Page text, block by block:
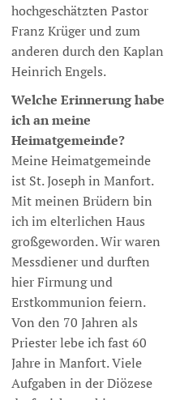
hochgeschätzten Pastor
Franz Krüger und zum
anderen durch den Kaplan
Heinrich Engels.
Welche Erinnerung habe
ich an meine
Heimatgemeinde?
Meine Heimatgemeinde
ist St. Joseph in Manfort.
Mit meinen Brüdern bin
ich im elterlichen Haus
großgeworden. Wir waren
Messdiener und durften
hier Firmung und
Erstkommunion feiern.
Von den 70 Jahren als
Priester lebe ich fast 60
Jahre in Manfort. Viele
Aufgaben in der Diözese